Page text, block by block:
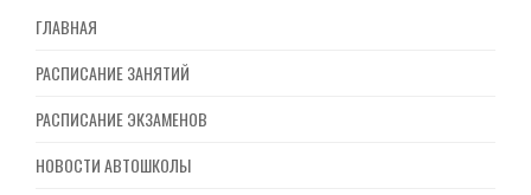
ГЛАВНАЯ
РАСПИСАНИЕ ЗАНЯТИЙ
РАСПИСАНИЕ ЭКЗАМЕНОВ
НОВОСТИ АВТОШКОЛЫ